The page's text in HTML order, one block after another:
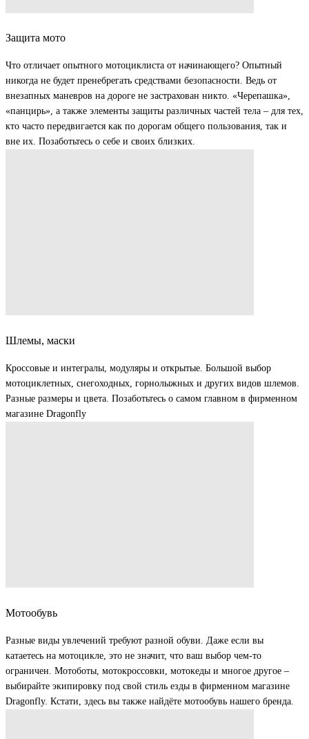
Защита мото
Что отличает опытного мотоциклиста от начинающего? Опытный
никогда не будет пренебрегать средствами безопасности. Ведь от
внезапных маневров на дороге не застрахован никто. «Черепашка»,
«панцирь», а также элементы защиты различных частей тела – для тех,
кто часто передвигается как по дорогам общего пользования, так и
вне их. Позаботьтесь о себе и своих близких.
Шлемы, маски
Кроссовые и интегралы, модуляры и открытые. Большой выбор
мотоциклетных, снегоходных, горнолыжных и других видов шлемов.
Разные размеры и цвета. Позаботьтесь о самом главном в фирменном
магазине Dragonfly
Мотообувь
Разные виды увлечений требуют разной обуви. Даже если вы
катаетесь на мотоцикле, это не значит, что ваш выбор чем-то
ограничен. Мотоботы, мотокроссовки, мотокеды и многое другое –
выбирайте экипировку под свой стиль езды в фирменном магазине
Dragonfly. Кстати, здесь вы также найдёте мотообувь нашего бренда.